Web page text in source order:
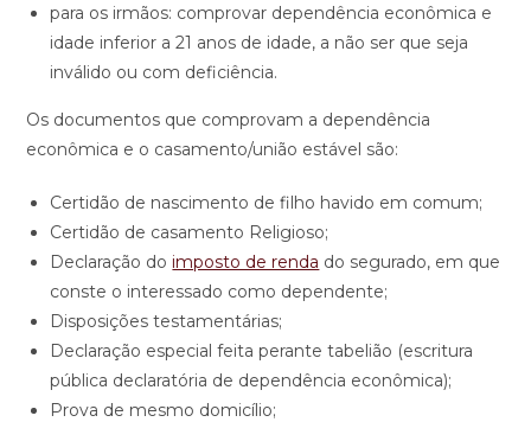
para os irmãos: comprovar dependência econômica e
idade inferior a 21 anos de idade, a não ser que seja
inválido ou com deficiência.
Os documentos que comprovam a dependência
econômica e o casamento/união estável são:
Certidão de nascimento de filho havido em comum;
Certidão de casamento Religioso;
Declaração do imposto de renda do segurado, em que
conste o interessado como dependente;
Disposições testamentárias;
Declaração especial feita perante tabelião (escritura
pública declaratória de dependência econômica);
Prova de mesmo domicílio;